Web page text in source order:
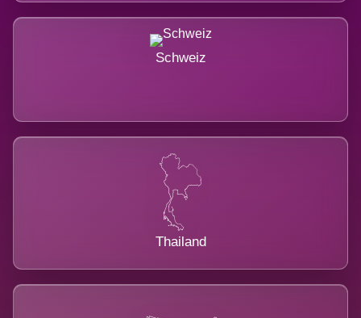
Schweiz
Thailand